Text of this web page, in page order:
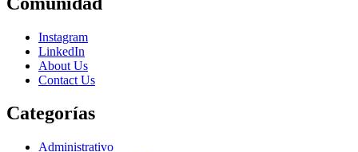
Instagram
LinkedIn
About Us
Contact Us
Categorías
Administrativo